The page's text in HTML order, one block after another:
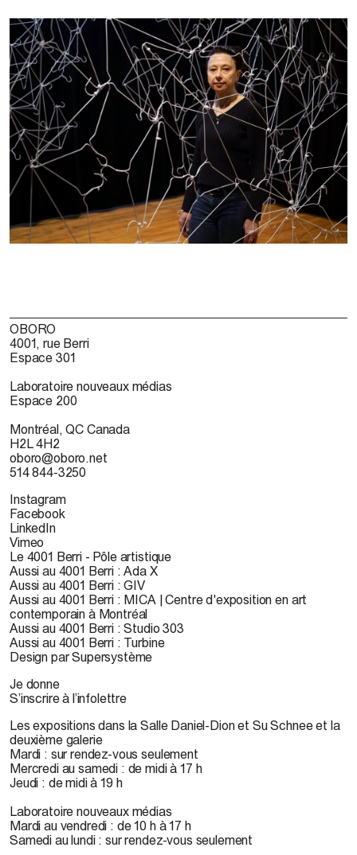
OBORO
4001, rue Berri
Espace 301
Laboratoire nouveaux médias
Espace 200
Montréal, QC Canada
H2L 4H2
oboro@oboro.net
514 844-3250
Instagram
Facebook
LinkedIn
Vimeo
Le 4001 Berri - Pôle artistique
Aussi au 4001 Berri : Ada X
Aussi au 4001 Berri : GIV
Aussi au 4001 Berri : MICA | Centre d'exposition en art
contemporain à Montréal
Aussi au 4001 Berri : Studio 303
Aussi au 4001 Berri : Turbine
Design par Supersystème
Je donne
S’inscrire à l’infolettre
Les expositions dans la Salle Daniel-Dion et Su Schnee et la
deuxième galerie
Mardi : sur rendez-vous seulement
Mercredi au samedi : de midi à 17 h
Jeudi : de midi à 19 h
Laboratoire nouveaux médias
Mardi au vendredi : de 10 h à 17 h
Samedi au lundi : sur rendez-vous seulement